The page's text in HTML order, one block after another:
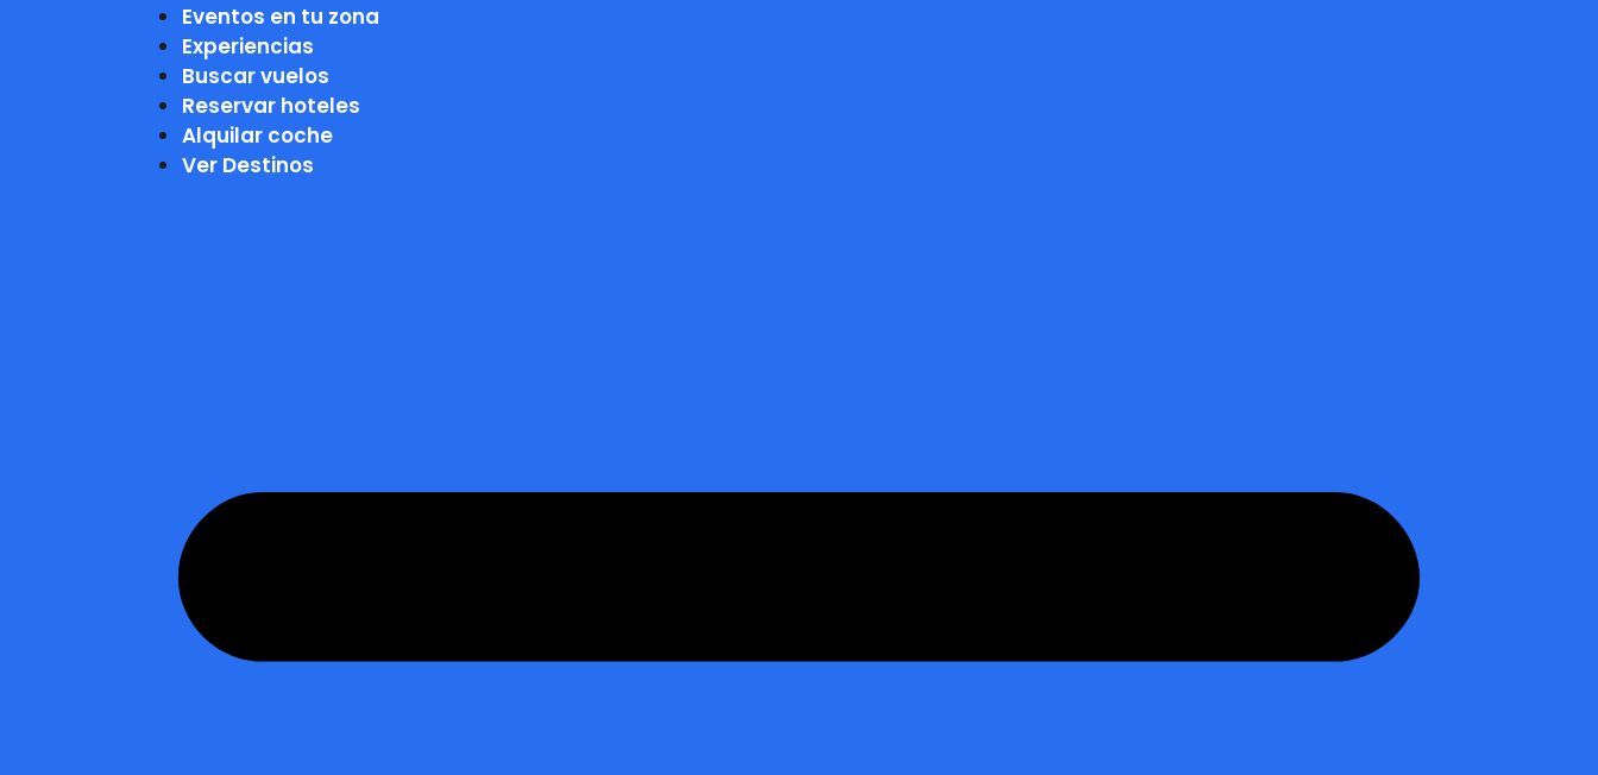
Eventos en tu zona
Experiencias
Buscar vuelos
Reservar hoteles
Alquilar coche
Ver Destinos